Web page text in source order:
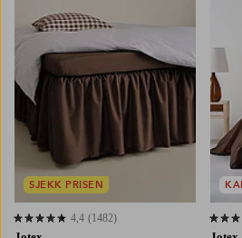
4,4 basert på 1482 karaktergivninger
4,4 (1482)
SJEKK PRISEN
4,3